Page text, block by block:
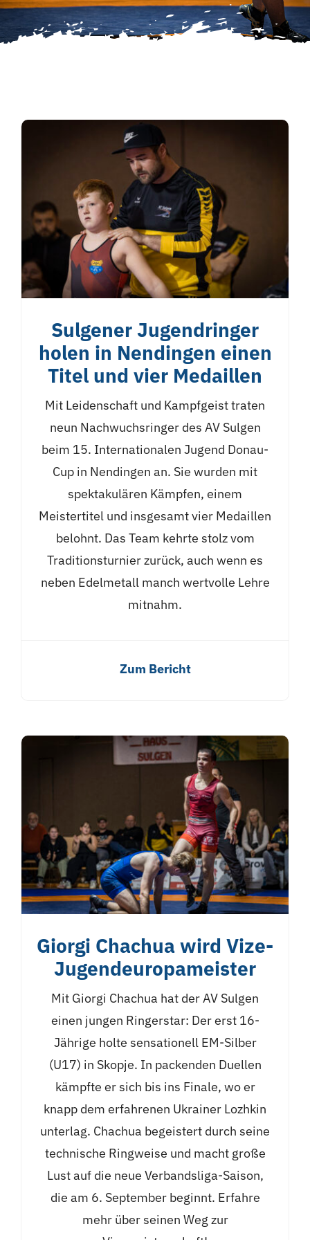
Sulgener Jugendringer
holen in Nendingen einen
Titel und vier Medaillen
Mit Leidenschaft und Kampfgeist traten
neun Nachwuchsringer des AV Sulgen
beim 15. Internationalen Jugend Donau-
Cup in Nendingen an. Sie wurden mit
spektakulären Kämpfen, einem
Meistertitel und insgesamt vier Medaillen
belohnt. Das Team kehrte stolz vom
Traditionsturnier zurück, auch wenn es
neben Edelmetall manch wertvolle Lehre
mitnahm.
Zum Bericht
Giorgi Chachua wird Vize-
Jugendeuropameister
Mit Giorgi Chachua hat der AV Sulgen
einen jungen Ringerstar: Der erst 16-
Jährige holte sensationell EM-Silber
(U17) in Skopje. In packenden Duellen
kämpfte er sich bis ins Finale, wo er
knapp dem erfahrenen Ukrainer Lozhkin
unterlag. Chachua begeistert durch seine
technische Ringweise und macht große
Lust auf die neue Verbandsliga-Saison,
die am 6. September beginnt. Erfahre
mehr über seinen Weg zur